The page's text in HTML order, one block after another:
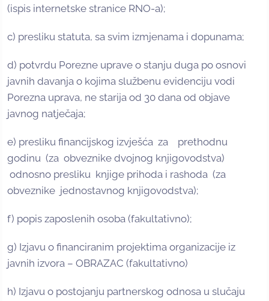
(ispis internetske stranice RNO-a);
c) presliku statuta, sa svim izmjenama i dopunama;
d) potvrdu Porezne uprave o stanju duga po osnovi
javnih davanja o kojima službenu evidenciju vodi
Porezna uprava, ne starija od 30 dana od objave
javnog natječaja;
e) presliku financijskog izvješća za prethodnu
godinu (za obveznike dvojnog knjigovodstva)
odnosno presliku knjige prihoda i rashoda (za
obveznike jednostavnog knjigovodstva);
f) popis zaposlenih osoba (fakultativno);
g) Izjavu o financiranim projektima organizacije iz
javnih izvora – OBRAZAC (fakultativno)
h) Izjavu o postojanju partnerskog odnosa u slučaju